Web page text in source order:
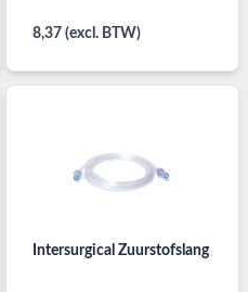
8,37 (excl. BTW)
Intersurgical Zuurstofslang